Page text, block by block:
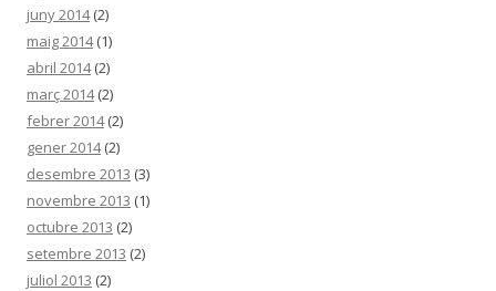
juny 2014(2)
maig 2014(1)
abril 2014(2)
març 2014(2)
febrer 2014(2)
gener 2014(2)
desembre 2013 (3)
novembre 2013 (1)
octubre 2013 (2)
setembre 2013 (2)
juliol 2013 (2)